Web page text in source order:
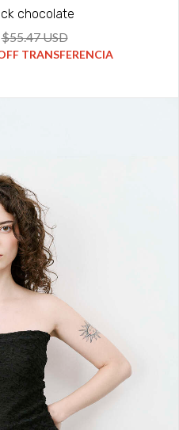
chocolate
$55.47 USD
TRANSFERENCIA